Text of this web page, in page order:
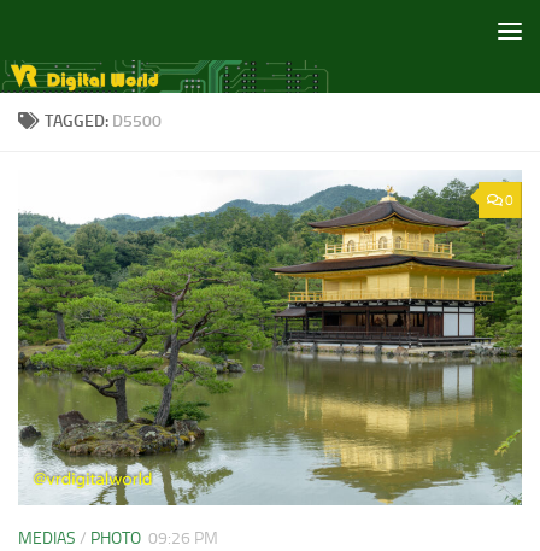
TAGGED: D5500
0
MEDIAS / PHOTO 09:26 PM